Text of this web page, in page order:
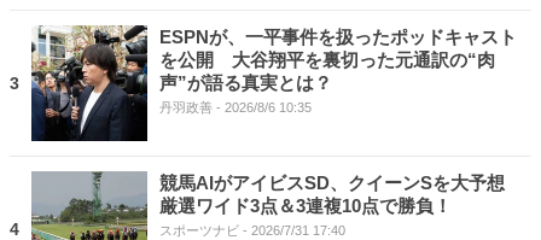
3
ESPNが、一平事件を扱ったポッドキャスト
を公開 大谷翔平を裏切った元通訳の“肉
声”が語る真実とは？
丹羽政善 - 2026/8/6 10:35
4
競馬AIがアイビスSD、クイーンSを大予想
厳選ワイド3点＆3連複10点で勝負！
スポーツナビ - 2026/7/31 17:40